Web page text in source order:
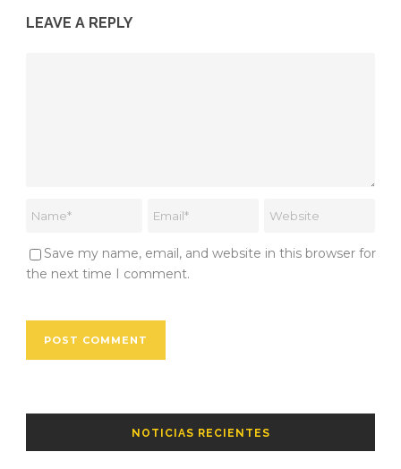
LEAVE A REPLY
Save my name, email, and website in this browser for
the next time I comment.
NOTICIAS RECIENTES